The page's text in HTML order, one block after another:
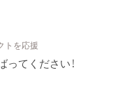
トを応援
ってください！